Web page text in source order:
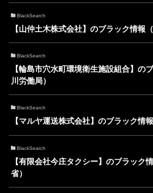
BlackSearch
【山仲土木株式会社】のブラック情報
BlackSearch
【輪島市穴水町環境衛生施設組合】の
川労働局）
BlackSearch
【マルヤ運送株式会社】のブラック情
BlackSearch
【有限会社今庄タクシー】のブラック
省）